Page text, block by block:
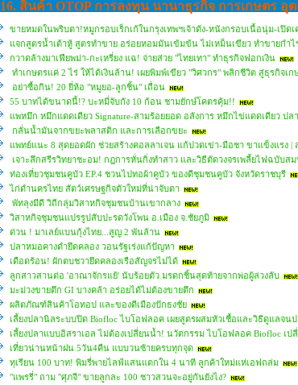
16. สินค้า OTOP การลงทุน นานาธุรกิจ การเกษตร
ขายหมดในพริบตา!หมูกรอบเร็กเก้ในกรุงเทพฯเจ้าดัง-หนังกรอบเนื้อนุ่ม-เปิด
แจกสูตรน้ำเต้าหู้ สูตรทำขาย อร่อยหอมมันเข้มข้น ไม่เหม็นเขียว ทำขายกำไ
กวาดล้างมาเฟียพม่า-กะเหรี่ยง แฉ! จ่ายส่วย "ไทยเทา" ทำธุรกิจฟอกเงิน
ทำเกษตรแค่ 2 ไร่ ให้ได้เงินล้าน! เผยพิมพ์เขียว "วิศวกร" พลิกชีวิต สู่ธุรกิจเก
อย่าซื้อกิน! 20 ยี่ห้อ "หมูยอ-ลูกชิ้น" เถื่อน
55 บาทได้ขนาดนี้!? บะหมี่จับกัง 10 ก้อน ชามยักษ์โคตรคุ้ม!!
แพหมึก หมึกแดดเดียว Signature-สามร้อยยอด อลังการ หมึกไข่แดดเดียว ปล
กลั่นน้ำมันจากขยะพลาสติก และการเลือกขยะ
แพทย์แนะ 8 สุดยอดผัก ช่วยสร้างคอลลาเจน แก้ปวดเข่า-มือชา ขาแข็งแรง |
เจาะลึกสรีรวิทยาชะอม! กฎการหั่นกิ่งทำสาว และวิธีตัดวงจรเพลี้ยไฟฉบับส
ท่องเที่ยวชุมชนคูบัว EP.4 ชวนไปทอผ้าคูบัว ของดีชุมชนคูบัว จังหวัดราชบุรี
ไก่ดำนครไทย สัตว์เศรษฐกิจตัวใหม่ที่น่าจับตา
พัทลุงมีดี วิถีกลุ่มวิสาหกิจชุมชนบ้านเขากลาง
วิสาหกิจชุมชนแปรรูปสับปะรดวังโพน อ.เมือง จ.ชัยภูมิ
ด่วน ! มาเลย์แบนกุ้งไทย...สูญ 2 พันล้าน
ปลาหมอคางดำยึดคลอง วอนรัฐเร่งแก้ปัญหา
เดือดร้อน! ผักตบชวายึดคลองเรือสัญจรไม่ได้
ลูกสาวสานต่อ 'อาณาจักรแย้' นับร้อยตัว มรดกชิ้นสุดท้ายจากพ่อผู้ล่วงลับ
มะม่วงขายตึก GI บางคล้า อร่อยได้ไม่ต้องขายตึก
ผลิตภัณฑ์สินค้าโอทอป และของดีเมืองปักธงชัย
เลี้ยงปลานิลระบบปิด Biofloc ไบโอฟลอค เผยสูตรผสมหัวเชื้อและวิธีดูแลจน
เลี้ยงปลาแบบอิสราเอล ไม่ต้องเปลี่ยนน้ำ! นวัตกรรม ไบโอฟลอค Biofloc เ
เที่ยวน่านหน้าฝน 5วัน4คืน แบบวนซ้ายครบทุกจุด
ทุเรียน 100 บาท! พิมรี่พายไลฟ์แสนแตกใน 4 นาที ลูกค้าใหม่แห่เอฟถล่ม
"แพรรี่" ถาม "ศุภจี" ขายลูกละ 100 ชาวสวนจะอยู่กันยังไง?